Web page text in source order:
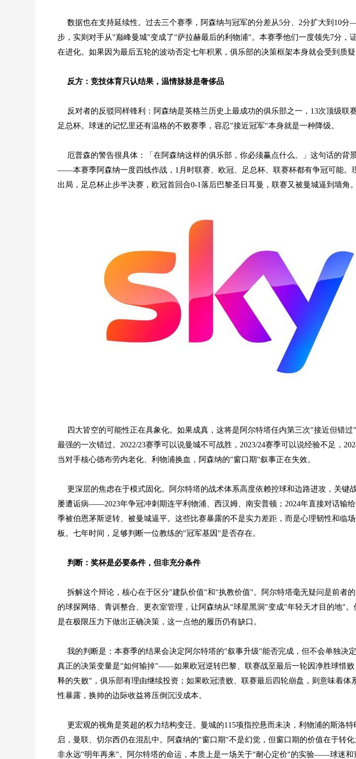
数据也在支持延续性。过去三个赛季，阿森纳与冠军的分差从5分、2分扩大到10
步，实则对手从"巅峰曼城"变成了"萨拉赫最后的利物浦"。本赛季他们一度领先7分，
在进化。如果因为最后五轮的波动否定七年积累，俱乐部的决策框架本身就会受到质疑
反方：竞技体育只认结果，温情脉脉是奢侈品
反对者的反驳同样锋利：阿森纳是英格兰历史上最成功的俱乐部之一，13次顶级联
足总杯。球迷的记忆里还有温格的不败赛季，容忍"接近冠军"本身就是一种降级。
厄普森的警告很具体：「在阿森纳这样的俱乐部，你必须赢点什么。」这句话的背
——本赛季阿森纳一度四线作战，1月时联赛、欧冠、足总杯、联赛杯都有争冠可能。
出局，足总杯止步半决赛，欧冠首回合0-1落后巴黎圣日耳曼，联赛又被曼城逼到墙角。
四大皆空的可能性正在具象化。如果成真，这将是阿尔特塔任内第三次"接近但错过
最强的一次错过。2022/23赛季可以说曼城不可战胜，2023/24赛季可以说经验不足，
当对手核心德布劳内老化、利物浦换血，阿森纳的"窗口期"叙事正在失效。
更深层的焦虑在于模式固化。阿尔特塔的战术体系高度依赖控球和边路进攻，关键
屡遭诟病——2023年争冠冲刺期连平利物浦、西汉姆、南安普顿；2024年直接对话输
季被伯恩茅斯逆转、被曼城逼平。这些比赛暴露的不是实力差距，而是心理韧性和临
板。七年时间，足够判断一位教练的"冠军基因"是否存在。
判断：奖杯是必要条件，但非充分条件
拆解这个辩论，核心在于区分"建队价值"和"执教价值"。阿尔特塔毫无疑问是前者
的球探网络、青训整合、更衣室管理，让阿森纳从"球星黑洞"变成"年轻天才目的地"。
是在极限压力下做出正确决策，这一点他的履历仍有缺口。
我的判断是：本赛季的结果会决定阿尔特塔的"叙事升级"能否完成，但不会单独决定
真正的决策变量是"如何输掉"——如果欧冠逆转巴黎、联赛战至最后一轮因净胜球惜
释的失败"，俱乐部有理由继续投资；如果欧冠溃败、联赛最后四轮崩盘，则意味着体
性暴露，换帅的边际收益将压倒沉没成本。
更宏观的视角是英超的权力结构变迁。曼城的115项指控悬而未决，利物浦的斯洛特
启，曼联、切尔西仍在混乱中。阿森纳的"窗口期"不是幻觉，但窗口期的价值在于转
非永远"明年再来"。阿尔特塔的命运，本质上是一场关于"耐心定价"的实验——球迷和